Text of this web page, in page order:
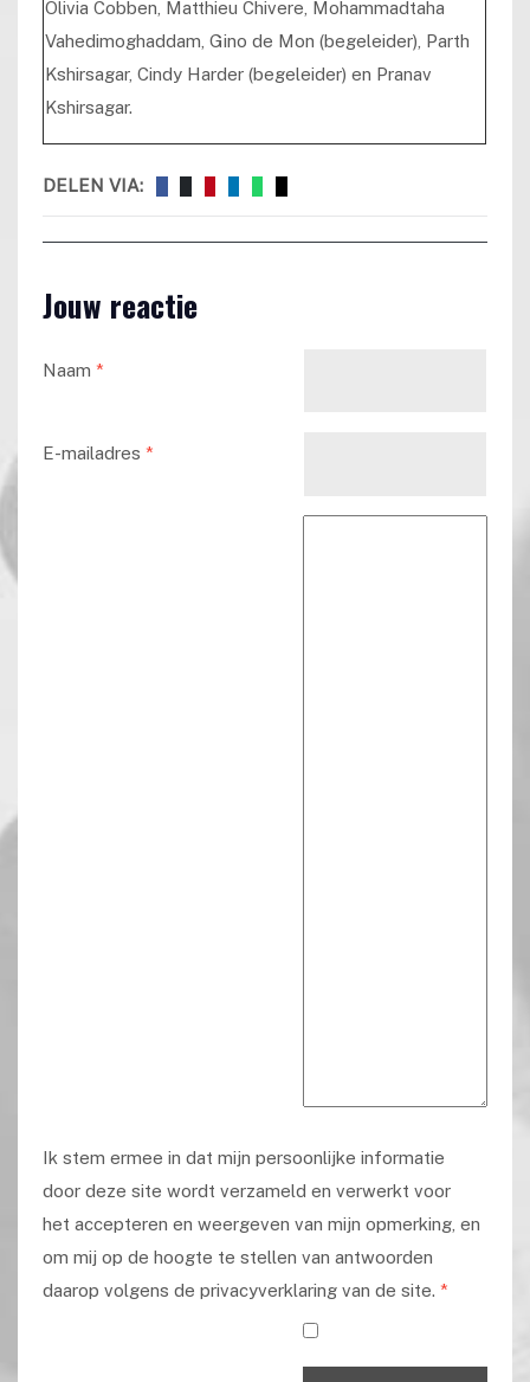
Olivia Cobben, Matthieu Chivere, Mohammadtaha
Vahedimoghaddam, Gino de Mon (begeleider), Parth
Kshirsagar, Cindy Harder (begeleider) en Pranav
Kshirsagar.
DELEN VIA:
Jouw reactie
Naam *
E-mailadres *
Ik stem ermee in dat mijn persoonlijke informatie
door deze site wordt verzameld en verwerkt voor
het accepteren en weergeven van mijn opmerking, en
om mij op de hoogte te stellen van antwoorden
daarop volgens de privacyverklaring van de site. *